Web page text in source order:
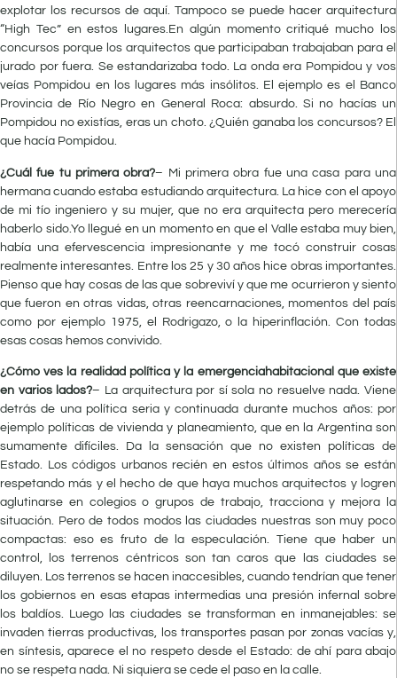
explotar los recursos de aquí. Tampoco se puede hacer arquitectura
“High Tec” en estos lugares.En algún momento critiqué mucho los
concursos porque los arquitectos que participaban trabajaban para el
jurado por fuera. Se estandarizaba todo. La onda era Pompidou y vos
veías Pompidou en los lugares más insólitos. El ejemplo es el Banco
Provincia de Río Negro en General Roca: absurdo. Si no hacías un
Pompidou no existías, eras un choto. ¿Quién ganaba los concursos? El
que hacía Pompidou.
¿Cuál fue tu primera obra?– Mi primera obra fue una casa para una
hermana cuando estaba estudiando arquitectura. La hice con el apoyo
de mi tío ingeniero y su mujer, que no era arquitecta pero merecería
haberlo sido.Yo llegué en un momento en que el Valle estaba muy bien,
había una efervescencia impresionante y me tocó construir cosas
realmente interesantes. Entre los 25 y 30 años hice obras importantes.
Pienso que hay cosas de las que sobreviví y que me ocurrieron y siento
que fueron en otras vidas, otras reencarnaciones, momentos del país
como por ejemplo 1975, el Rodrigazo, o la hiperinflación. Con todas
esas cosas hemos convivido.
¿Cómo ves la realidad política y la emergenciahabitacional que existe
en varios lados?– La arquitectura por sí sola no resuelve nada. Viene
detrás de una política seria y continuada durante muchos años: por
ejemplo políticas de vivienda y planeamiento, que en la Argentina son
sumamente difíciles. Da la sensación que no existen políticas de
Estado. Los códigos urbanos recién en estos últimos años se están
respetando más y el hecho de que haya muchos arquitectos y logren
aglutinarse en colegios o grupos de trabajo, tracciona y mejora la
situación. Pero de todos modos las ciudades nuestras son muy poco
compactas: eso es fruto de la especulación. Tiene que haber un
control, los terrenos céntricos son tan caros que las ciudades se
diluyen. Los terrenos se hacen inaccesibles, cuando tendrían que tener
los gobiernos en esas etapas intermedias una presión infernal sobre
los baldíos. Luego las ciudades se transforman en inmanejables: se
invaden tierras productivas, los transportes pasan por zonas vacías y,
en síntesis, aparece el no respeto desde el Estado: de ahí para abajo
no se respeta nada. Ni siquiera se cede el paso en la calle.